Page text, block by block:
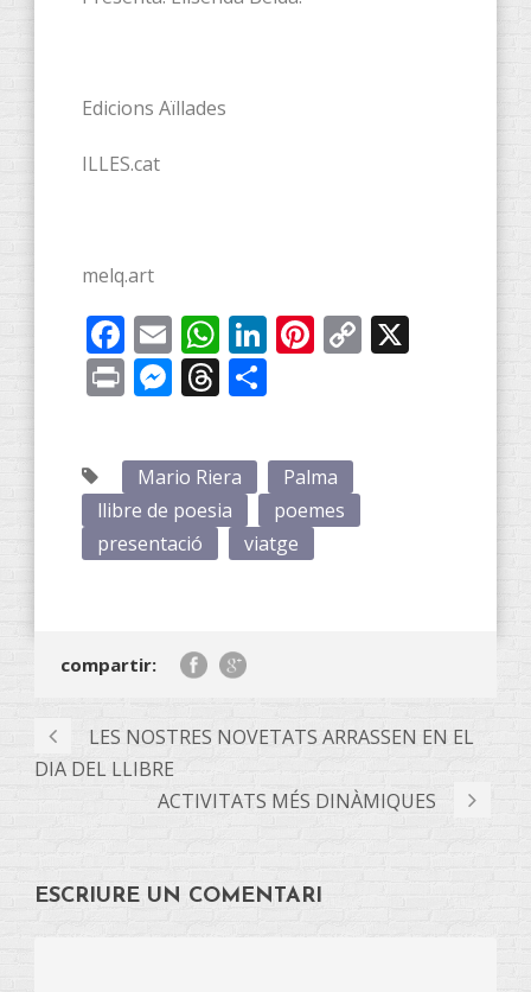
Edicions Aïllades
ILLES.cat
melq.art
Facebook
EmailWhatsApp
LinkedIn
Pinterest
Copy
PrintMessenger
Threads
Mario Riera
Palma
llibre de poesia
poemes
presentació
viatge
compartir:
LES NOSTRES NOVETATS ARRASSEN EN EL
DIA DEL LLIBRE
ACTIVITATS MÉS DINÀMIQUES
ESCRIURE UN COMENTARI